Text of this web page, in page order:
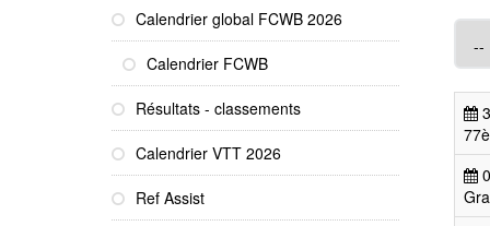
Calendrier global FCWB 2026
Calendrier FCWB
Résultats - classements
Calendrier VTT 2026
Ref Assist